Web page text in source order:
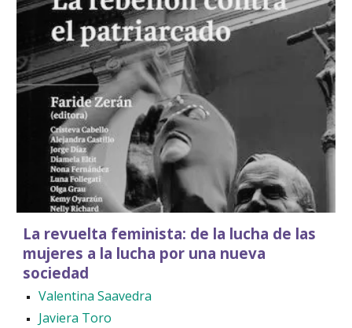
La revuelta feminista: de la lucha de las
mujeres a la lucha por una nueva
sociedad
Valentina Saavedra
Javiera Toro